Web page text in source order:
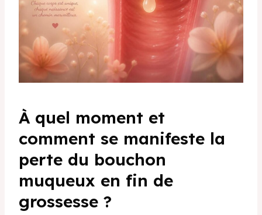
À quel moment et
comment se manifeste la
perte du bouchon
muqueux en fin de
grossesse ?